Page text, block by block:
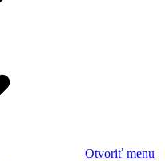
Otvoriť menu